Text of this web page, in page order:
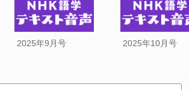
2025年9月号 2025年10月号